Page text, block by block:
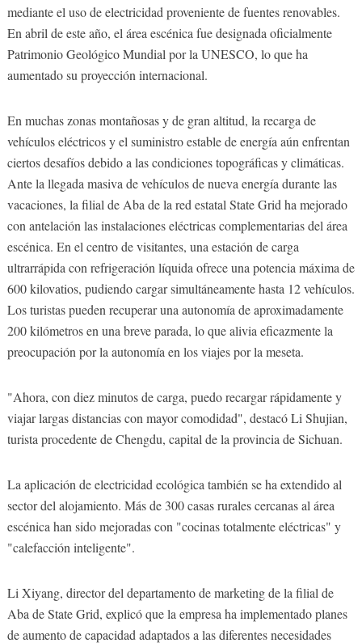
mediante el uso de electricidad proveniente de fuentes renovables.
En abril de este año, el área escénica fue designada oficialmente
Patrimonio Geológico Mundial por la UNESCO, lo que ha
aumentado su proyección internacional.
En muchas zonas montañosas y de gran altitud, la recarga de
vehículos eléctricos y el suministro estable de energía aún enfrentan
ciertos desafíos debido a las condiciones topográficas y climáticas.
Ante la llegada masiva de vehículos de nueva energía durante las
vacaciones, la filial de Aba de la red estatal State Grid ha mejorado
con antelación las instalaciones eléctricas complementarias del área
escénica. En el centro de visitantes, una estación de carga
ultrarrápida con refrigeración líquida ofrece una potencia máxima de
600 kilovatios, pudiendo cargar simultáneamente hasta 12 vehículos.
Los turistas pueden recuperar una autonomía de aproximadamente
200 kilómetros en una breve parada, lo que alivia eficazmente la
preocupación por la autonomía en los viajes por la meseta.
"Ahora, con diez minutos de carga, puedo recargar rápidamente y
viajar largas distancias con mayor comodidad", destacó Li Shujian,
turista procedente de Chengdu, capital de la provincia de Sichuan.
La aplicación de electricidad ecológica también se ha extendido al
sector del alojamiento. Más de 300 casas rurales cercanas al área
escénica han sido mejoradas con "cocinas totalmente eléctricas" y
"calefacción inteligente".
Li Xiyang, director del departamento de marketing de la filial de
Aba de State Grid, explicó que la empresa ha implementado planes
de aumento de capacidad adaptados a las diferentes necesidades